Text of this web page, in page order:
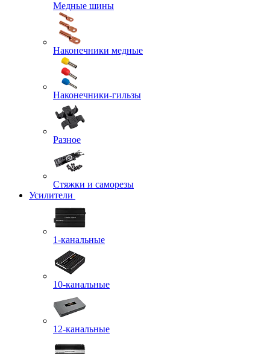
Медные шины
Наконечники медные
Наконечники-гильзы
Разное
Стяжки и саморезы
Усилители
1-канальные
10-канальные
12-канальные